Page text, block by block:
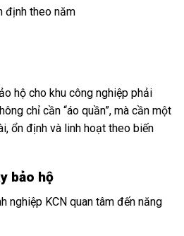
định theo năm
hộ cho khu công nghiệp phải
chỉ cần “áo quần”, mà cần một
ổn định và linh hoạt theo biến
bảo hộ
nghiệp KCN quan tâm đến năng